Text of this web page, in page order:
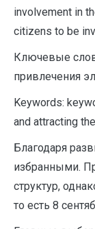
involvement in
citizens to be
Ключевые
привлечения
Keywords:
and attracting
Благодаря
избранными.
структур,
то есть 8